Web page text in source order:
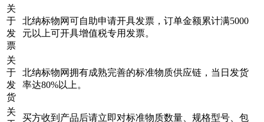
关
于
发
票
北纳标物网可自助申请开具发票，订单金额累计满5000
元以上可开具增值税专用发票。
关
于
发
货
北纳标物网拥有成熟完善的标准物质供应链，当日发货
率达80%以上。
关
买方收到产品后请立即对标准物质数量、规格型号、包